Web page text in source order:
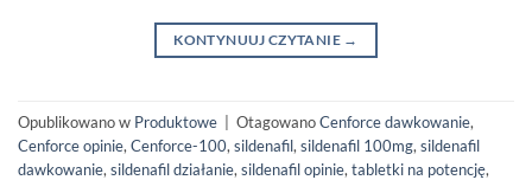
KONTYNUUJ CZYTANIE →
Opublikowano w Produktowe OtagowanoCenforce dawkowanie,
Cenforce opinie, Cenforce-100, sildenafil, sildenafil 100mg, sildenafil
dawkowanie, sildenafil działanie, sildenafil opinie, tabletki na potencję,